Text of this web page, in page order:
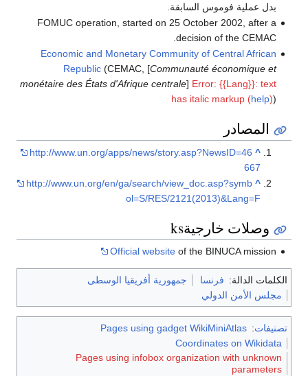
بدل عملية فوموس السابقة.
FOMUC operation, started on 25 October 2002, after a
decision of the CEMAC.
Economic and Monetary Community of Central African
Republic(CEMAC, [Communauté économique et
monétaire des États d'Afrique centrale] Error: {{Lang}}: text
has italic markup (help))
المصادر
^
http://www.un.org/apps/news/story.asp?NewsID=46
667
^
http://www.un.org/en/ga/search/view_doc.asp?symb
ol=S/RES/2121(2013)&Lang=F
وصلات خارجيةks
Official websiteof the BINUCA mission
الكلمات الدالة: فرنسا
جمهورية أفريقيا الوسطى
مجلس الأمن الدولي
تصنيفات:
Pages using gadget WikiMiniAtlas
Coordinates on Wikidata
Pages using infobox organization with unknown
parameters